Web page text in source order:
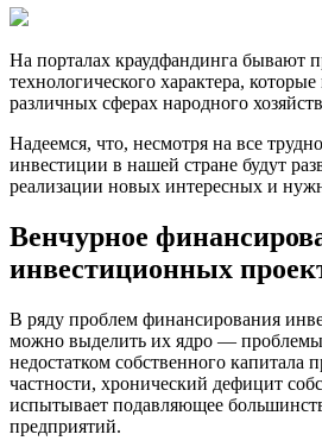
На порталах краудфандинга бывают
технологического характера,
различных сферах народного
Надеемся, что, несмотря на все
инвестиции в нашей стране будут
реализации новых интересных и
Венчурное
инвестиционных
В ряду проблем финансирования
можно выделить их ядро —
недостатком собственного капитала
частности, хронический дефицит
испытывает подавляющее
предприятий.